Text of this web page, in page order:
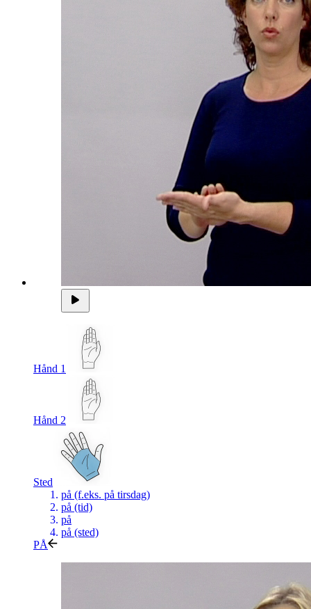
Hånd 1
Hånd 2
Sted
på (f.eks. på tirsdag)
på (tid)
på
på (sted)
PÅ